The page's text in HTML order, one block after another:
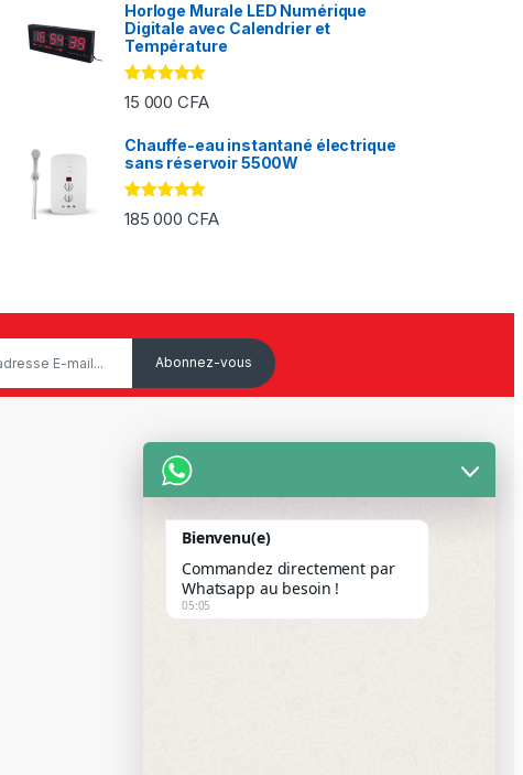
CFA à 2 000 CFA
Horloge Murale LED Numérique
Digitale avec Calendrier et
Température
Note5.00
sur 5
15 000CFA
Chauffe-eau instantané électrique
sans réservoir 5500W
Note5.00
sur 5
185 000 CFA
Service Client
Mon Compte
Paiement Par Wave & Orange
Money
Bienvenu(e)
Commandez directement par
Whatsapp au besoin !
05:05